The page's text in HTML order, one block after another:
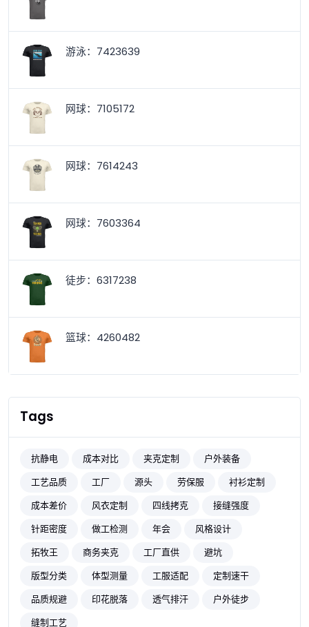
游泳：7423639
网球：7105172
网球：7614243
网球：7603364
徒步：6317238
篮球：4260482
Tags
抗静电 成本对比 夹克定制
户外装备
工艺品质
工厂 源头 劳保服
衬衫定制
成本差价
风衣定制 四线拷克
接缝强度
针距密度
做工检测 年会
风格设计
拓牧王
商务夹克 工厂直供
避坑
版型分类
体型测量 工服适配
定制速干
品质规避
印花脱落 透气排汗
户外徒步
缝制工艺